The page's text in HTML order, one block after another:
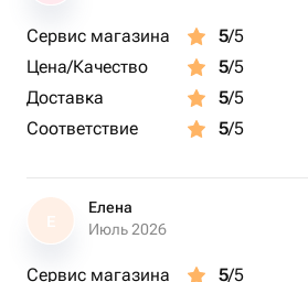
Сервис магазина 5/5
Цена/Качество
5/5
Доставка
5/5
Соответствие
5/5
Е
Елена
Июль 2026
Сервис магазина 5/5